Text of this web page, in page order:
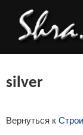
silver
Вернуться к